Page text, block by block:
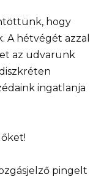
hogy
A hétvégét azzal
az udvarunk
ingatlanja
pingelt